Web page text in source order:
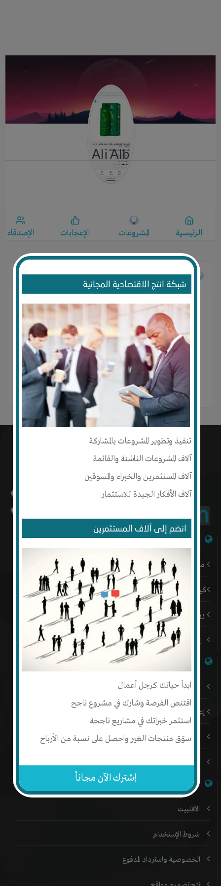
شبكة انتج الاقتصادية المجانية
تنفيذ وتطوير المشروعات بالمشاركة
آلاف المشروعات الناشئة والقائمة
آلاف المستثمرين والخبراء والمسوقين
آلاف الأفكار الجيدة للاستثمار
انضم إلى آلاف المستثمرين
ابدأ حياتك كرجل أعمال
اقتنص الفرصة وشارك في مشروع ناجح
استثمر خبراتك في مشاريع ناجحة
سوّق منتجات الغير واحصل على نسبة من الأرباح
إشترك الآن مجاناً
n
Ali Alb
الرئيسية المشروعات الإعجابات الإصدقاء
المشروعات
لم ينضم أي مجموعة حتى الآن
شبكة إنتج
من نحن
كيف أبدأ
رؤيتنا
إتصل بنا
باقات إنتج المميزة
إعلن على إنتج
المدونة
المنتدي
خدمات إنتج
الأفلييت
شروط الإستخدام
الخصوصية وإسترداد المدفوع